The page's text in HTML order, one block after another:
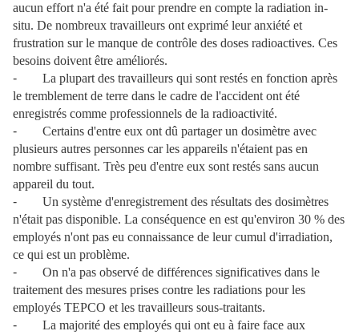
aucun effort n'a été fait pour prendre en compte la radiation in-
situ. De nombreux travailleurs ont exprimé leur anxiété et
frustration sur le manque de contrôle des doses radioactives. Ces
besoins doivent être améliorés.
-
La plupart des travailleurs qui sont restés en fonction après
le tremblement de terre dans le cadre de l'accident ont été
enregistrés comme professionnels de la radioactivité.
-
Certains d'entre eux ont dû partager un dosimètre avec
plusieurs autres personnes car les appareils n'étaient pas en
nombre suffisant. Très peu d'entre eux sont restés sans aucun
appareil du tout.
-
Un système d'enregistrement des résultats des dosimètres
n'était pas disponible. La conséquence en est qu'environ 30 % des
employés n'ont pas eu connaissance de leur cumul d'irradiation,
ce qui est un problème.
-
On n'a pas observé de différences significatives dans le
traitement des mesures prises contre les radiations pour les
employés TEPCO et les travailleurs sous-traitants.
-
La majorité des employés qui ont eu à faire face aux